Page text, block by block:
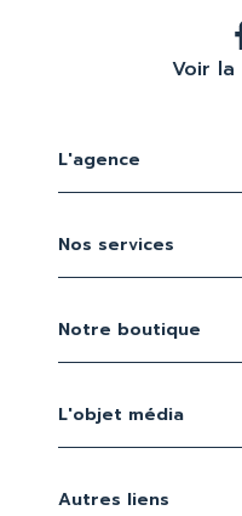
Voir
L'agence
Nos services
Notre boutique
L'objet média
Autres liens